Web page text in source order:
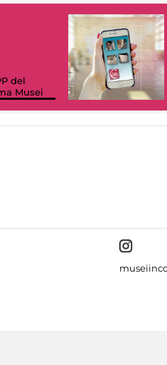
del
Musei